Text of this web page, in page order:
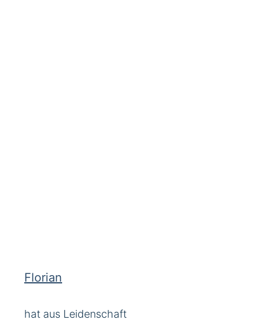
Florian
hat aus Leidenschaft